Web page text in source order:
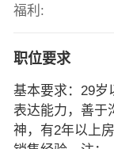
福利:
职位要求
基本要求：29岁
表达能力，善于
神，有2年以上